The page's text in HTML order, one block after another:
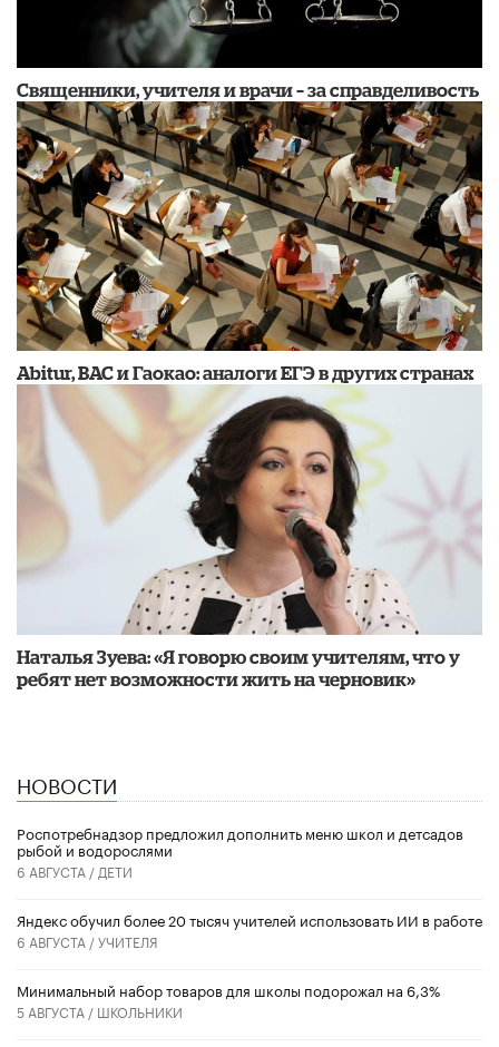
Священники, учителя и врачи – за справделивость
Abitur, BAC и Гаокао: аналоги ЕГЭ в других странах
Наталья Зуева: «Я говорю своим учителям, что у
ребят нет возможности жить на черновик»
НОВОСТИ
Роспотребнадзор предложил дополнить меню школ и детсадов
рыбой и водорослями
6 АВГУСТА / ДЕТИ
​Яндекс обучил более 20 тысяч учителей использовать ИИ в работе
6 АВГУСТА /УЧИТЕЛЯ
Минимальный набор товаров для школы подорожал на 6,3%
5 АВГУСТА / ШКОЛЬНИКИ